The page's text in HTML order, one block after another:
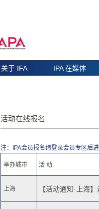
关于 IFA IPA 在媒体
活动在线报名
注：IPA会员报名请登录会员专区后
举办城市 活 动
上海 【活动通知·上海